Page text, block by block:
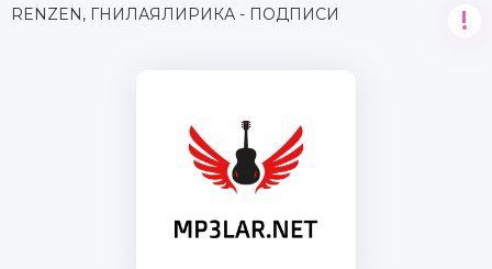
RENZEN, ГНИЛАЯЛИРИКА - ПОДПИСИ !